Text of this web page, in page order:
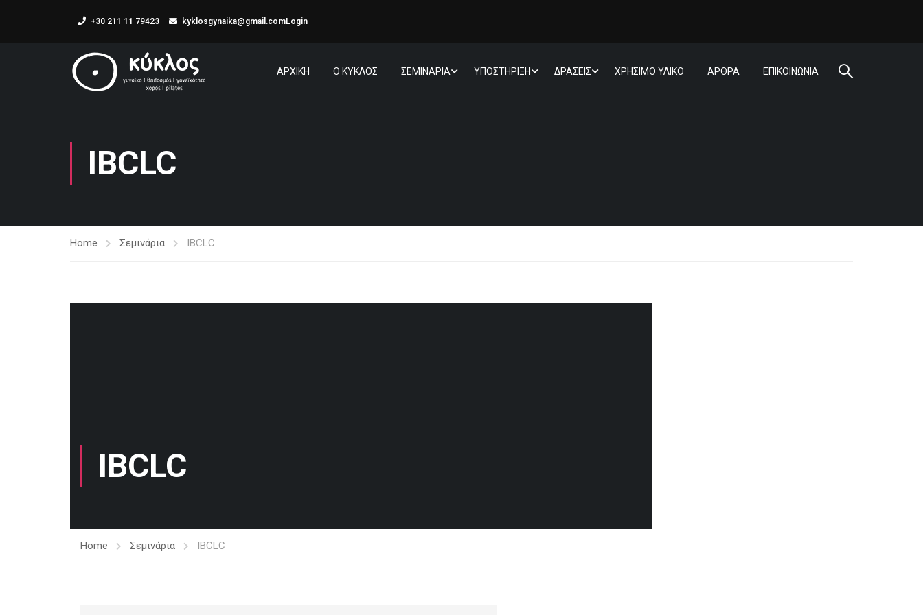
+30 211 11 79423 kyklosgynaika@gmail.comLogin
ΑΡΧΙΚΗ Ο ΚΥΚΛΟΣ ΣΕΜΙΝΑΡΙΑ ΥΠΟΣΤΗΡΙΞΗ ΔΡΑΣΕΙΣ ΧΡΗΣΙΜΟ ΥΛΙΚΟ ΑΡΘΡΑ ΕΠΙΚΟΙΝΩΝΙΑ
IBCLC
Home Σεμινάρια IBCLC
IBCLC
Home Σεμινάρια IBCLC